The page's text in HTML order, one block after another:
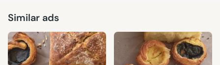
Similar ads